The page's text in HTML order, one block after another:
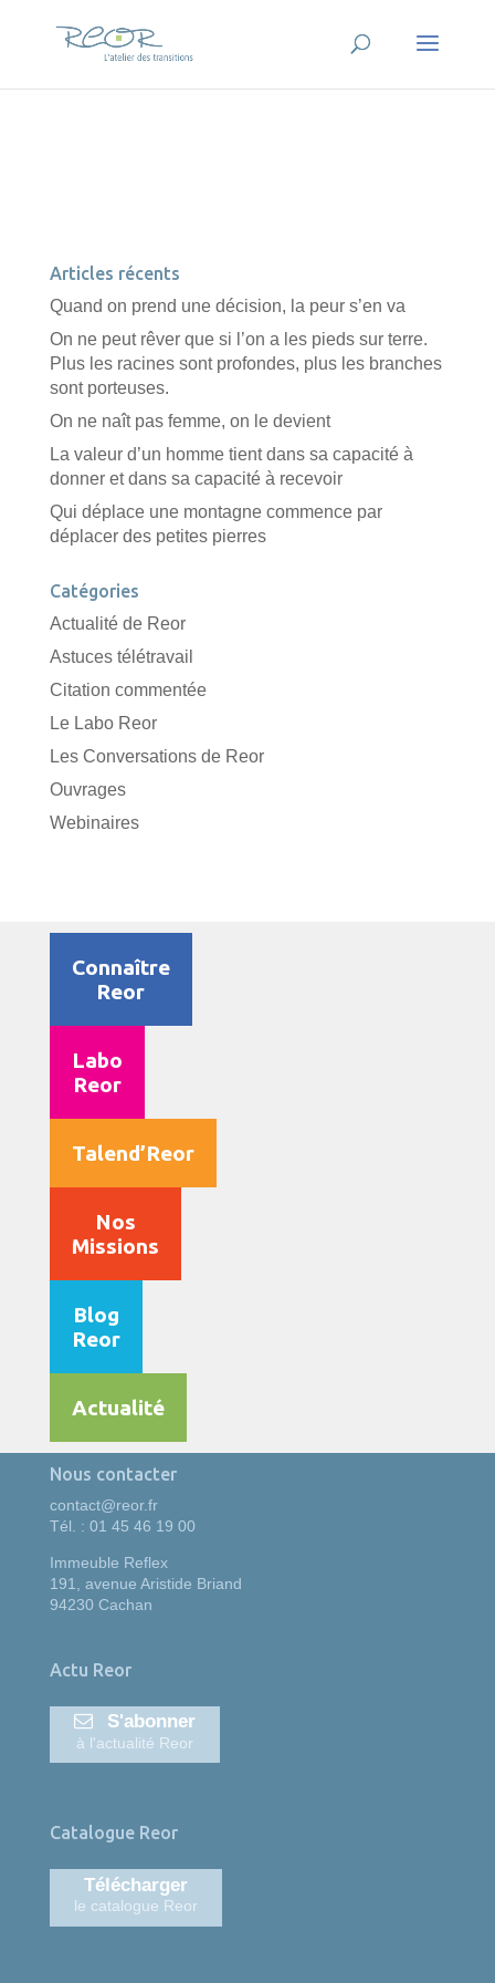
Articles récents
Quand on prend une décision, la peur s’en va
On ne peut rêver que si l’on a les pieds sur terre.
Plus les racines sont profondes, plus les branches
sont porteuses.
On ne naît pas femme, on le devient
La valeur d’un homme tient dans sa capacité à
donner et dans sa capacité à recevoir
Qui déplace une montagne commence par
déplacer des petites pierres
Catégories
Actualité de Reor
Astuces télétravail
Citation commentée
Le Labo Reor
Les Conversations de Reor
Ouvrages
Webinaires
Connaître
Reor
Labo
Reor
Talend’Reor
Nos
Missions
Blog
Reor
Actualité
Nous contacter
contact@reor.fr
Tél. : 01 45 46 19 00
Immeuble Reflex
191, avenue Aristide Briand
94230 Cachan
Actu Reor
S'abonner
à l'actualité Reor
Catalogue Reor
Télécharger
le catalogue Reor